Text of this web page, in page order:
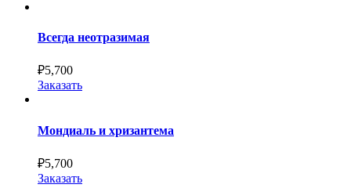
Всегда неотразимая
₽5,700
Заказать
Мондиаль и хризантема
₽5,700
Заказать